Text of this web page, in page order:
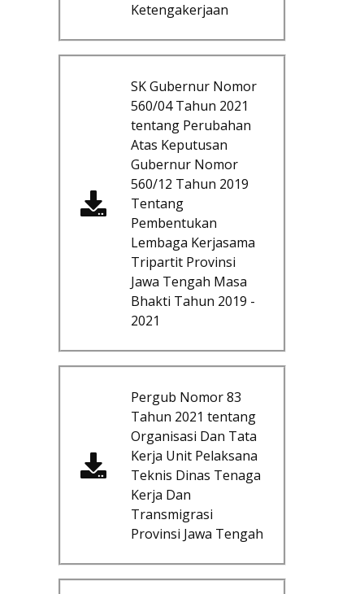
Ketengakerjaan
SK Gubernur Nomor
560/04 Tahun 2021
tentang Perubahan
Atas Keputusan
Gubernur Nomor
560/12 Tahun 2019
Tentang
Pembentukan
Lembaga Kerjasama
Tripartit Provinsi
Jawa Tengah Masa
Bhakti Tahun 2019 -
2021
Pergub Nomor 83
Tahun 2021 tentang
Organisasi Dan Tata
Kerja Unit Pelaksana
Teknis Dinas Tenaga
Kerja Dan
Transmigrasi
Provinsi Jawa Tengah